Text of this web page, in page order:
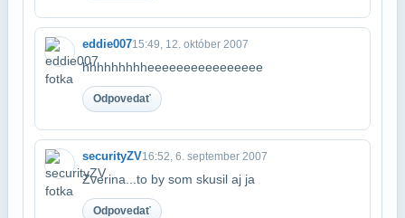
eddie00715:49, 12. október 2007
hhhhhhhhheeeeeeeeeeeeeeee
Odpovedať
securityZV16:52, 6. september 2007
Zverina...to by som skusil aj ja
Odpovedať